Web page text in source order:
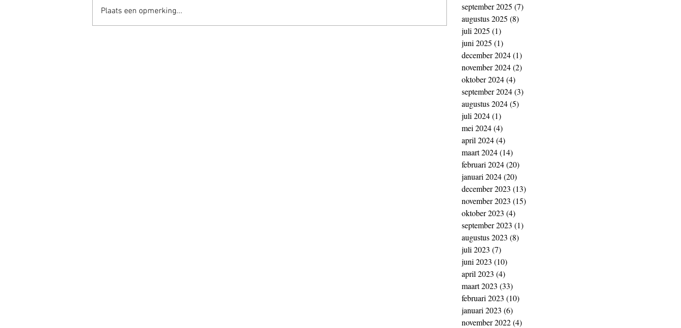
Plaats een opmerking...
september 2025 (7)
augustus 2025 (8)
juli 2025 (1)
juni 2025 (1)
december 2024(1)
november 2024(2)
oktober 2024(4)
september 2024(3)
augustus 2024(5)
juli 2024(1)
mei 2024(4)
april 2024(4)
maart 2024(14)
februari 2024(20)
januari 2024(20)
december 2023 (13)
november 2023 (15)
oktober 2023 (4)
september 2023 (1)
augustus 2023 (8)
juli 2023 (7)
juni 2023 (10)
april 2023 (4)
maart 2023 (33)
februari 2023 (10)
januari 2023 (6)
november 2022(4)